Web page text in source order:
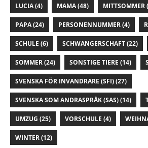
LUCIA(4) MAMA(48) MITTSOMMER
PAPA(24) PERSONENNUMMER(4)
SCHULE (6) SCHWANGERSCHAFT(22)
SOMMER(24) SONSTIGE TIERE (14)
SVENSKA FÖR INVANDRARE (SFI)(27)
SVENSKA SOM ANDRASPRÅK (SAS)(14)
UMZUG (25) VORSCHULE (4)
WINTER(12)